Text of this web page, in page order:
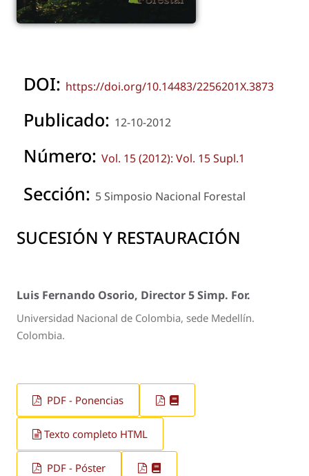
DOI: https://doi.org/10.14483/2256201X.3873
Publicado: 12-10-2012
Número: Vol. 15 (2012): Vol. 15 Supl.1
Sección: 5 Simposio Nacional Forestal
SUCESIÓN Y RESTAURACIÓN
Luis Fernando Osorio, Director 5 Simp. For.
Universidad Nacional de Colombia, sede Medellín.
Colombia.
PDF - Ponencias
Texto completo HTML
PDF - Póster